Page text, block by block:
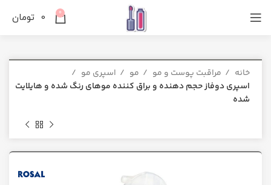
0
0 تومان
خانه مراقبت پوست و مو مو
اسپری مو
اسپری دوفاز حجم دهنده و براق کننده موهای رنگ شده و هایلایت
شده